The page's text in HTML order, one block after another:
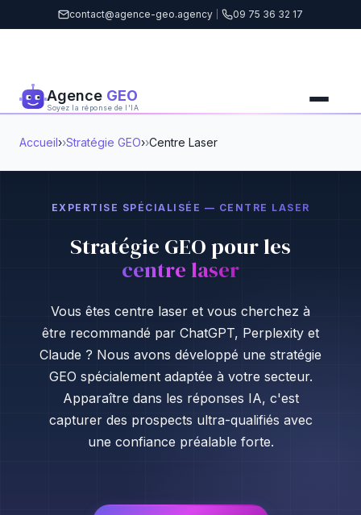
contact@agence-geo.agency 09 75 36 32 17
Agence GEO
Soyez la réponse de l'IA
Accueil› Stratégie GEO› Centre Laser
EXPERTISE SPÉCIALISÉE — CENTRE LASER
Stratégie GEO pour les
centre laser
Vous êtes centre laser et vous cherchez à
être recommandé par ChatGPT, Perplexity et
Claude ? Nous avons développé une stratégie
GEO spécialement adaptée à votre secteur.
Apparaître dans les réponses IA, c'est
capturer des prospects ultra-qualifiés avec
une confiance préalable forte.